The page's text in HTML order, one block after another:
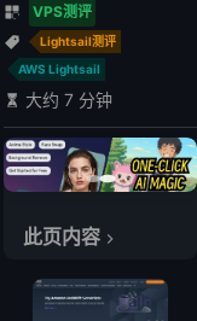
VPS测评
Lightsail测评
AWS Lightsail
大约 7 分钟
此页内容
综合评价